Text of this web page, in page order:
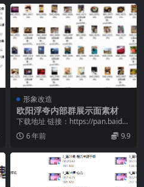
形象改造
欧阳浮夸内部群展示面素材
下载地址 链接：https://pan.baidu.
com/s/15E98kKC...
6 年前 9.9